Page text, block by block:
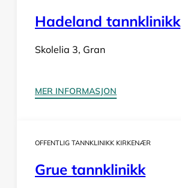
Hadeland tannklinikk
Skolelia 3, Gran
MER INFORMASJON
OFFENTLIG TANNKLINIKK KIRKENÆR
Grue tannklinikk